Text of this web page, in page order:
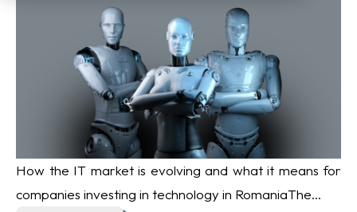
How the IT market is evolving and what it means for
companies investing in technology in RomaniaThe...